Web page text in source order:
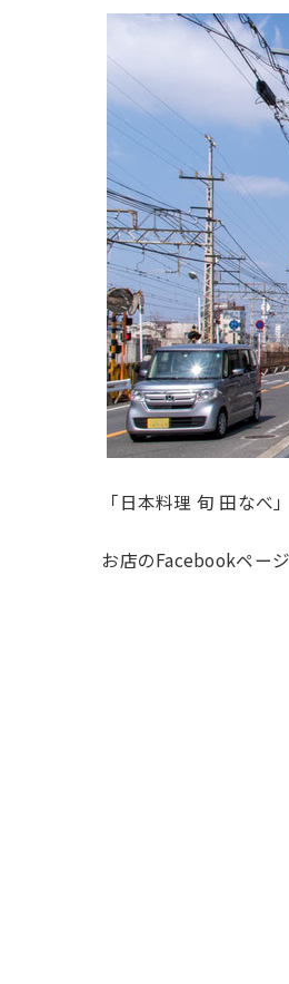
「日本料理 旬 田なべ
お店のFacebookペー